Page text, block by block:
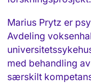
Marius Prytz er
Avdeling
med behandling
særskilt